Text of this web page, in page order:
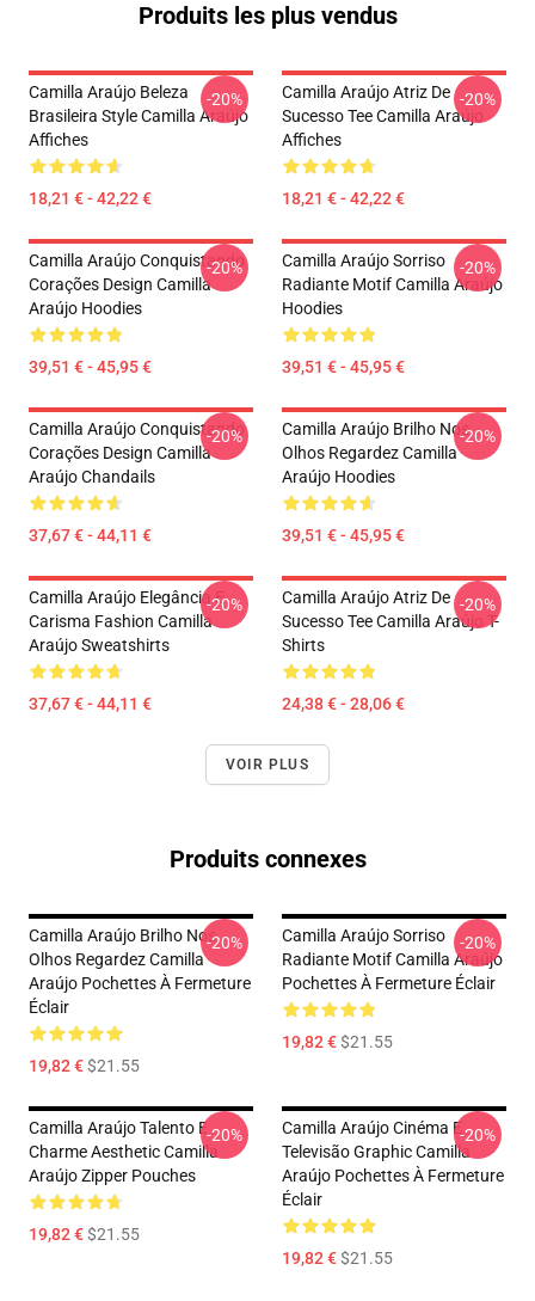
Produits les plus vendus
Camilla Araújo Beleza
Brasileira Style Camilla Araújo
Affiches
18,21 € - 42,22 €
-20%
Camilla Araújo Atriz De
Sucesso Tee Camilla Araújo
Affiches
18,21 € - 42,22 €
-20%
Camilla Araújo Conquistando
Corações Design Camilla
Araújo Hoodies
39,51 € - 45,95 €
-20%
Camilla Araújo Sorriso
Radiante Motif Camilla Araújo
Hoodies
39,51 € - 45,95 €
-20%
Camilla Araújo Conquistando
Corações Design Camilla
Araújo Chandails
37,67 € - 44,11 €
-20%
Camilla Araújo Brilho Nos
Olhos Regardez Camilla
Araújo Hoodies
39,51 € - 45,95 €
-20%
Camilla Araújo Elegância E
Carisma Fashion Camilla
Araújo Sweatshirts
37,67 € - 44,11 €
-20%
Camilla Araújo Atriz De
Sucesso Tee Camilla Araújo T-
Shirts
24,38 € - 28,06 €
-20%
VOIR PLUS
Produits connexes
Camilla Araújo Brilho Nos
Olhos Regardez Camilla
Araújo Pochettes À Fermeture
Éclair
19,82 €$21.55
-20%
Camilla Araújo Sorriso
Radiante Motif Camilla Araújo
Pochettes À Fermeture Éclair
19,82 €$21.55
-20%
Camilla Araújo Talento E
Charme Aesthetic Camilla
Araújo Zipper Pouches
19,82 €$21.55
-20%
Camilla Araújo Cinéma E
Televisão Graphic Camilla
Araújo Pochettes À Fermeture
Éclair
19,82 €$21.55
-20%